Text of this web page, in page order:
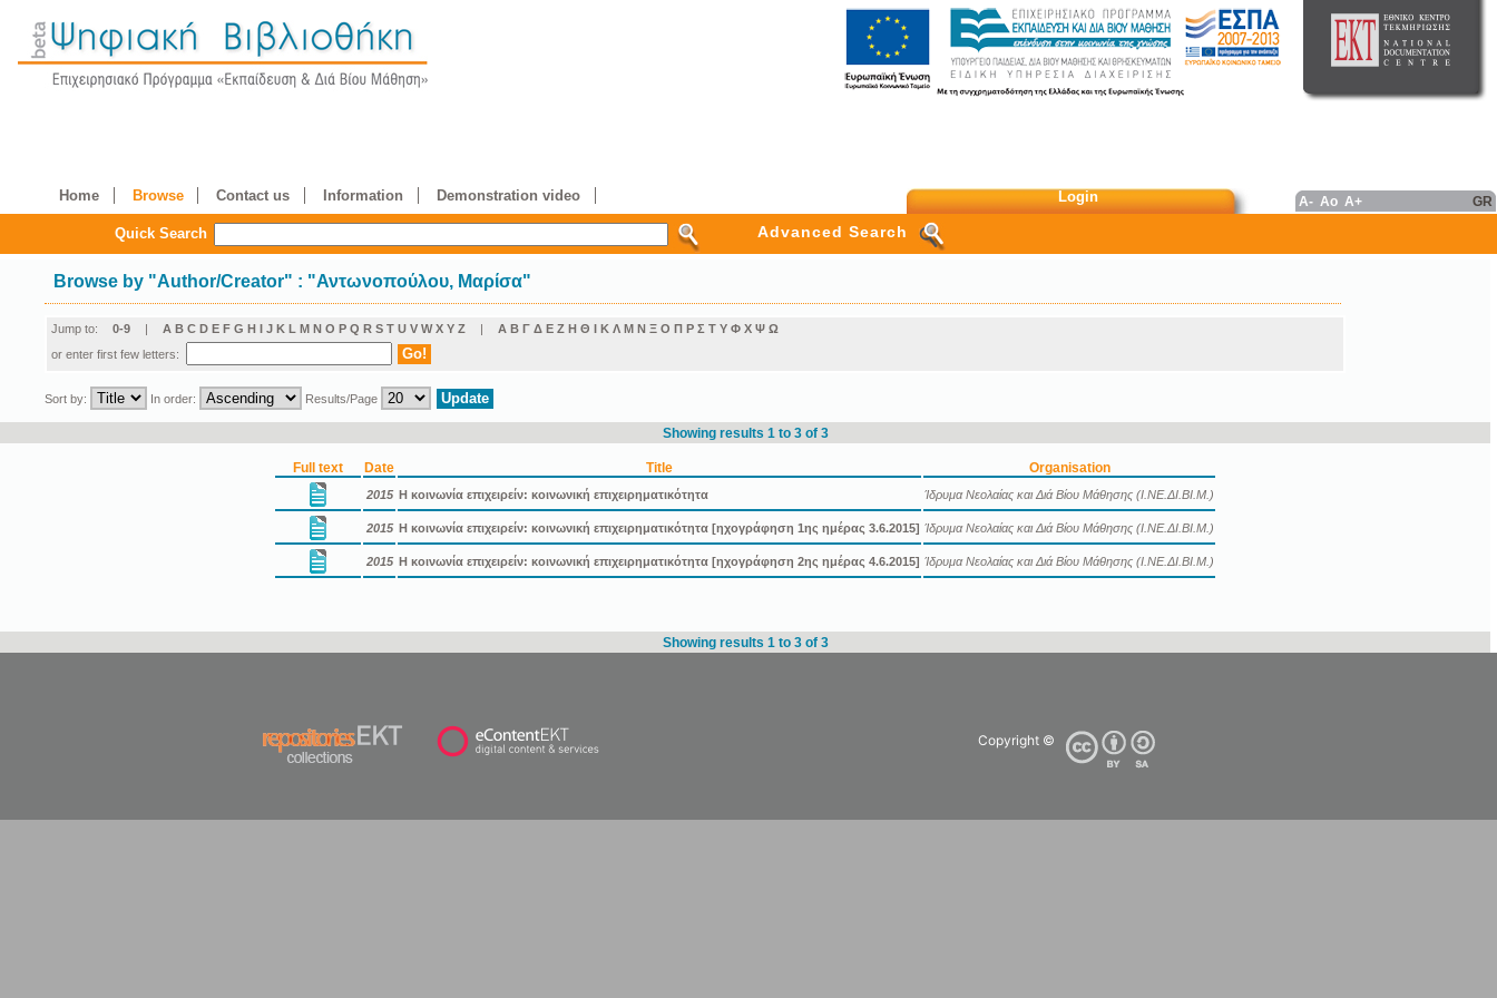
Home Browse Contact us Information Demonstration video Login A- Ao A+ GR
Quick Search Advanced Search
Browse by "Author/Creator" : "Αντωνοπούλου, Μαρίσα"
Jump to: 0-9 | A B C D E F G H I J K L M N O P Q R S T U V W X Y Z | Α Β Γ Δ Ε Ζ Η Θ Ι Κ Λ Μ Ν Ξ Ο Π Ρ Σ Τ Υ Φ Χ Ψ Ω
or enter first few letters:
Sort by: In order: Results/Page
Showing results 1 to 3 of 3
Full text Date Title Organisation
2015 Η κοινωνία επιχειρείν: κοινωνική επιχειρηματικότητα Ίδρυμα Νεολαίας και Διά Βίου Μάθησης (Ι.ΝΕ.ΔΙ.ΒΙ.Μ.)
2015 Η κοινωνία επιχειρείν: κοινωνική επιχειρηματικότητα [ηχογράφηση 1ης ημέρας 3.6.2015] Ίδρυμα Νεολαίας και Διά Βίου Μάθησης (Ι.ΝΕ.ΔΙ.ΒΙ.Μ.)
2015 Η κοινωνία επιχειρείν: κοινωνική επιχειρηματικότητα [ηχογράφηση 2ης ημέρας 4.6.2015] Ίδρυμα Νεολαίας και Διά Βίου Μάθησης (Ι.ΝΕ.ΔΙ.ΒΙ.Μ.)
Showing results 1 to 3 of 3